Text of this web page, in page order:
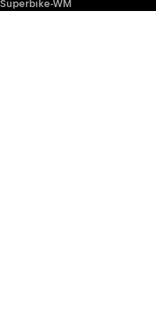
Superbike-WM